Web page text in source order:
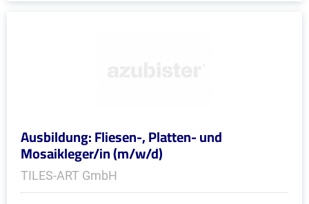
Ausbildung: Fliesen-, Platten- und
Mosaikleger/in (m/w/d)
TILES-ART GmbH